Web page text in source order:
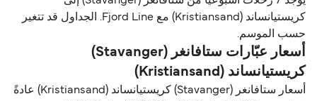
كريستيانساند (Kristiansand) مع Fjord Line. الجداول قد تتغير
حسب الموسم.
أسعار عبّارات ستافانغر (Stavanger)
كريستيانساند (Kristiansand)
أسعار ستافانغر (Stavanger) كريستيانساند (Kristiansand) عادةً